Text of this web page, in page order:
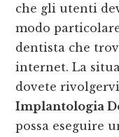
che gli utenti
modo
dentista che
internet. La
dovete
Implantologia
possa eseguire